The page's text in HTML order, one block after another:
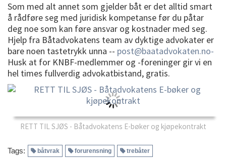
Som med alt annet som gjelder båt er det alltid smart
å rådføre seg med juridisk kompetanse før du påtar
deg noe som kan føre ansvar og kostnader med seg.
Hjelp fra Båtadvokatens team av dyktige advokater er
bare noen tastetrykk unna -- post@baatadvokaten.no-
Husk at for KNBF-medlemmer og -foreninger gir vi en
hel times fullverdig advokatbistand, gratis.
RETT TIL SJØS - Båtadvokatens E-bøker og kjøpekontrakt
Tags: båtvrak forurensning trebåter